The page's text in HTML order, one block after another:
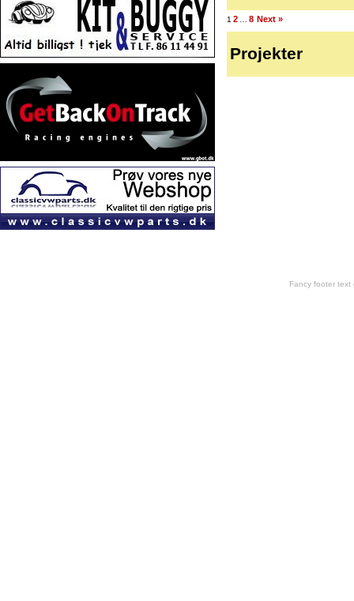
1 2 8 Next »
Projekter
Fancy footer